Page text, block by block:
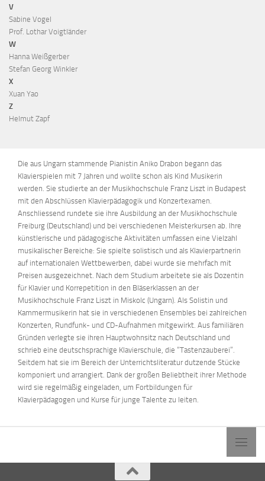
Die aus Ungarn stammende Pianistin Aniko Drabon begann das
Klavierspielen mit 7 Jahren und wollte schon als Kind Musikerin
werden. Sie studierte an der Musikhochschule Franz Liszt in Budapest
mit den Abschlüssen Klavierpädagogik und Konzertexamen.
Anschliessend rundete sie ihre Ausbildung an der Musikhochschule
Freiburg (Deutschland) und bei verschiedenen Meisterkursen ab. Ihre
künstlerische und pädagogische Aktivitäten umfassen eine Vielzahl
musikalischer Bereiche:Sie spielte solistisch und als Klavierpartnerin
auf internationalen Wettbewerben, dabei wurde sie mehrfach mit
Preisen ausgezeichnet. Nach dem Studium arbeitete sie als Dozentin
für Klavier und Korrepetition in den Bläserklassen an der
Musikhochschule Franz Liszt in Miskolc(Ungarn). Als Solistin und
Kammermusikerin hat sie in verschiedenen Ensembles bei zahlreichen
Konzerten, Rundfunk- und CD-Aufnahmen mitgewirkt.Aus familiären
Gründen verlegte sie ihren Hauptwohnsitz nach Deutschland und
schrieb eine deutschsprachige Klavierschule, die “Tastenzauberei”.
Seitdem hat sie im Bereich der Unterrichtsliteratur dutzende Stücke
komponiert und arrangiert. Dank der großen Beliebtheit ihrer Methode
wird sie regelmäßig eingeladen, um Fortbildungen für
Klavierpädagogen und Kurse für junge Talente zu leiten.
V
Sabine Vogel
Prof. Lothar Voigtländer
W
Hanna Weißgerber
Stefan Georg Winkler
X
Xuan Yao
Z
Helmut Zapf